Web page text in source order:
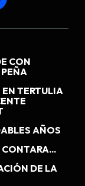
CON
EN TERTULIA
AÑOS
CONTARA...
DE LA